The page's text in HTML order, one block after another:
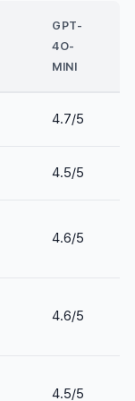
GPT-
4O-
MINI
4.7/5
4.5/5
4.6/5
4.6/5
4.5/5